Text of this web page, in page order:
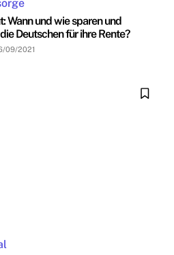
Wann und wie sparen und
Deutschen für ihre Rente?
09/2021